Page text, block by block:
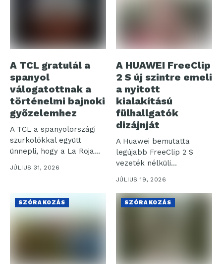
A TCL gratulál a
spanyol
válogatottnak a
történelmi bajnoki
győzelemhez
A TCL a spanyolországi
szurkolókkal együtt
ünnepli, hogy a La Roja
(spanyol...
JÚLIUS 31, 2026
A HUAWEI FreeClip
2 S új szintre emeli
a nyitott
kialakítású
fülhallgatók
dizájnját
A Huawei bemutatta
legújabb FreeClip 2 S
vezeték nélküli
fülhallgatóját, amely a...
JÚLIUS 19, 2026
SZÓRAKOZÁS SZÓRAKOZÁS